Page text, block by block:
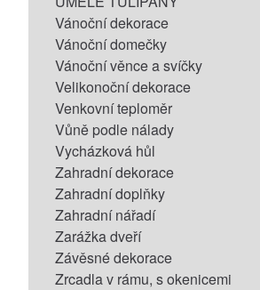
Vánoční dekorace
Vánoční domečky
Vánoční věnce a svíčky
Velikonoční dekorace
Venkovní teploměr
Vůně podle nálady
Vycházková hůl
Zahradní dekorace
Zahradní doplňky
Zahradní nářadí
Zarážka dveří
Závěsné dekorace
Zrcadla v rámu, s okenicemi